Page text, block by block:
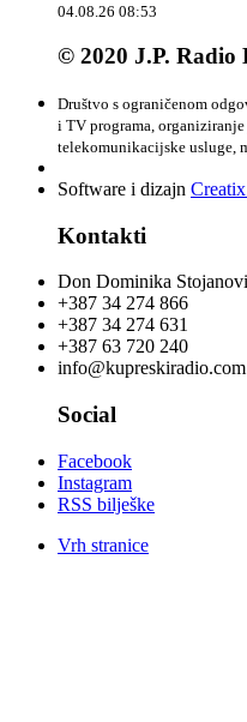
04.08.26 08:53
© 2020 J.P. Radio
Društvo s ograničenom
i TV programa,
telekomunikacijske usluge,
Software i dizajn
Kontakti
Don Dominika
+387 34 274 866
+387 34 274 631
+387 63 720 240
info@kupreskiradio.com
Social
Facebook
Instagram
RSS bilješke
Vrh stranice